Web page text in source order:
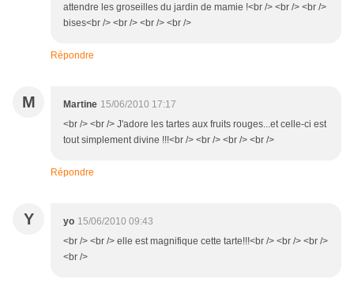
attendre les groseilles du jardin de mamie !<br /> <br /> <br />
bises<br /> <br /> <br /> <br />
Répondre
M Martine 15/06/2010 17:17
<br /> <br /> J'adore les tartes aux fruits rouges...et celle-ci est
tout simplement divine !!!<br /> <br /> <br /> <br />
Répondre
Y yo 15/06/2010 09:43
<br /> <br /> elle est magnifique cette tarte!!!<br /> <br /> <br />
<br />